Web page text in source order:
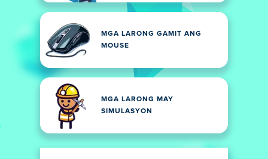
MGA LARONG GAMIT ANG
MOUSE
MGA LARONG MAY
SIMULASYON